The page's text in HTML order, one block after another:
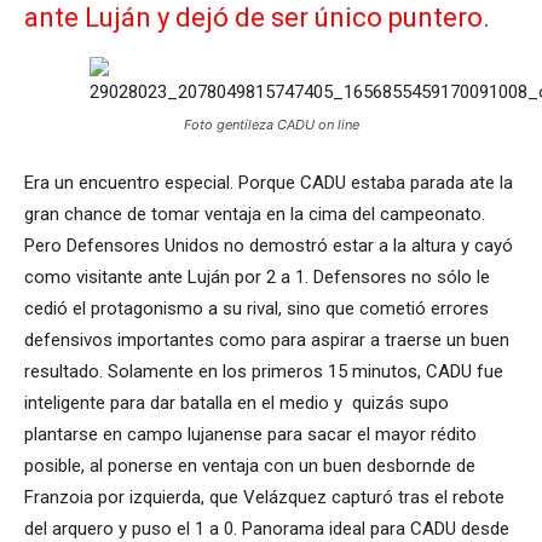
ante Luján y dejó de ser único puntero.
Foto gentileza CADU on line
Era un encuentro especial. Porque CADU estaba parada ate la
gran chance de tomar ventaja en la cima del campeonato.
Pero Defensores Unidos no demostró estar a la altura y cayó
como visitante ante Luján por 2 a 1. Defensores no sólo le
cedió el protagonismo a su rival, sino que cometió errores
defensivos importantes como para aspirar a traerse un buen
resultado. Solamente en los primeros 15 minutos, CADU fue
inteligente para dar batalla en el medio y quizás supo
plantarse en campo lujanense para sacar el mayor rédito
posible, al ponerse en ventaja con un buen desbornde de
Franzoia por izquierda, que Velázquez capturó tras el rebote
del arquero y puso el 1 a 0. Panorama ideal para CADU desde